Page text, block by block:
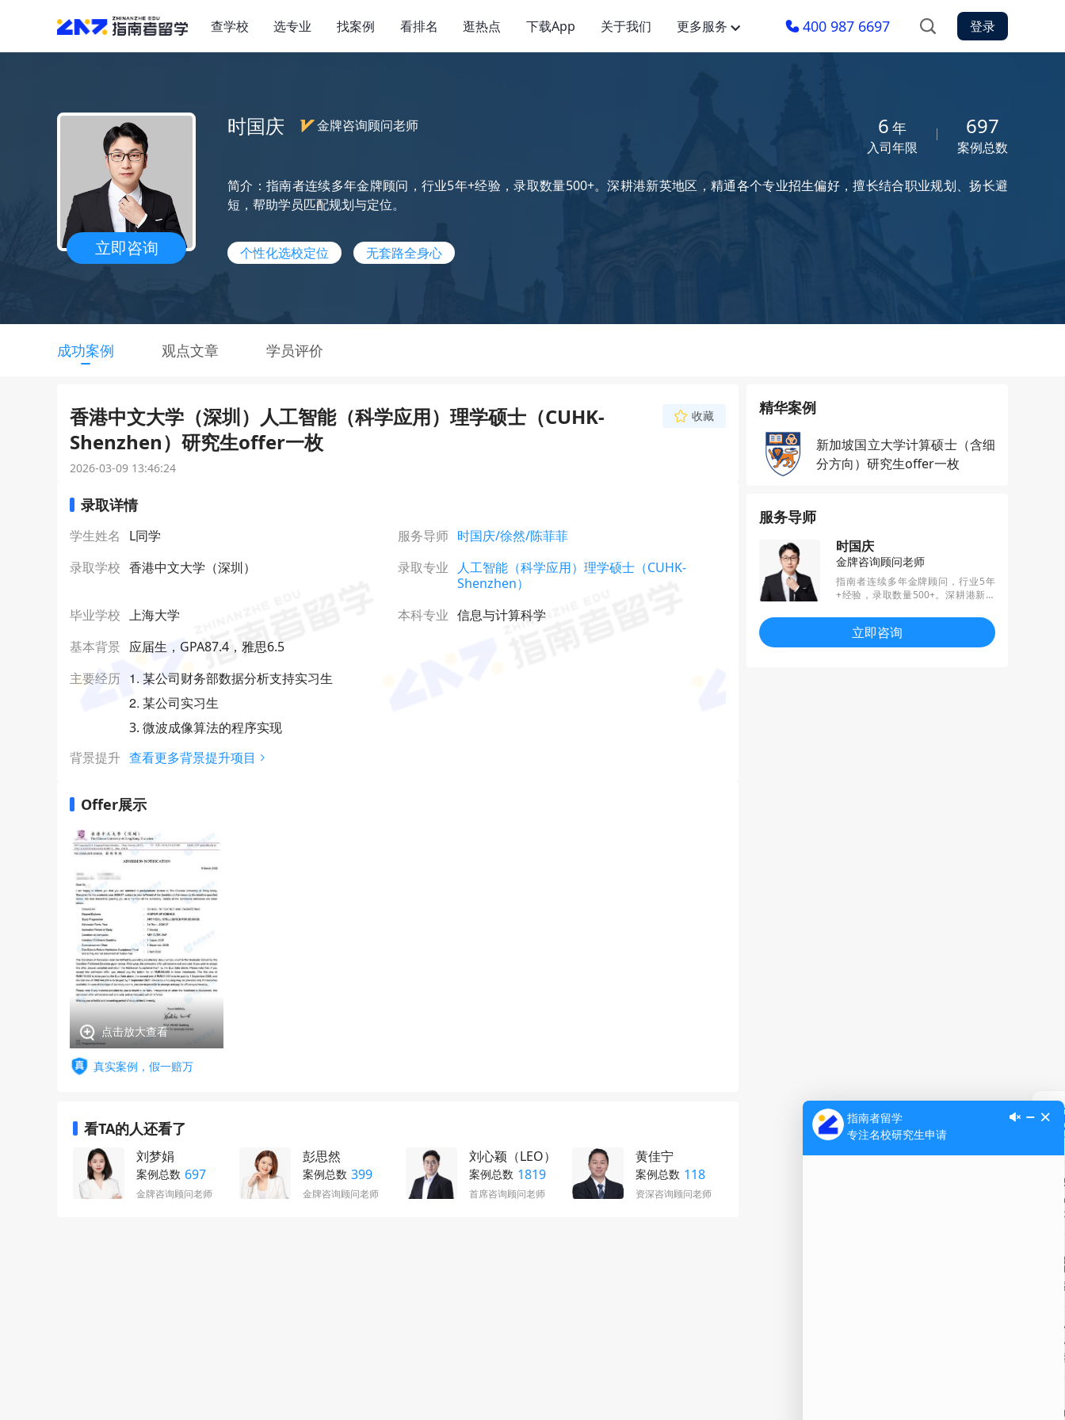
查学校 选专业 找案例 看排名 逛热点 下载App 关于我们 更多服务 400 987 6697 登录
立即咨询
时国庆 金牌咨询顾问老师 6 年
入司年限
697
案例总数
简介：指南者连续多年金牌顾问，行业5年+经验，录取数量500+。深耕港新英地区，精通各个专业招生偏好，擅长结合职业规划、扬长避
短，帮助学员匹配规划与定位。
个性化选校定位 无套路全身心
成功案例 观点文章 学员评价
香港中文大学（深圳）人工智能（科学应用）理学硕士（CUHK-
Shenzhen）研究生offer一枚
收藏
2026-03-09 13:46:24
录取详情
学生姓名 L同学 服务导师 时国庆/徐然/陈菲菲
录取学校 香港中文大学（深圳） 录取专业
人工智能（科学应用）理学硕士（CUHK-
Shenzhen）
毕业学校 上海大学 本科专业 信息与计算科学
基本背景 应届生，GPA87.4，雅思6.5
主要经历 1. 某公司财务部数据分析支持实习生
2. 某公司实习生
3. 微波成像算法的程序实现
背景提升 查看更多背景提升项目
Offer展示
点击放大查看
真实案例，假一赔万
看TA的人还看了
刘梦娟
案例总数 697
金牌咨询顾问老师
彭思然
案例总数 399
金牌咨询顾问老师
刘心颖（LEO）
案例总数 1819
首席咨询顾问老师
黄佳宁
案例总数 118
资深咨询顾问老师
精华案例
新加坡国立大学计算硕士（含细
分方向）研究生offer一枚
服务导师
时国庆
金牌咨询顾问老师
指南者连续多年金牌顾问，行业5年
+经验，录取数量500+。深耕港新英
结合职业规划、扬长避短，帮助学员
匹配规划与定位。
立即咨询
公
微
在